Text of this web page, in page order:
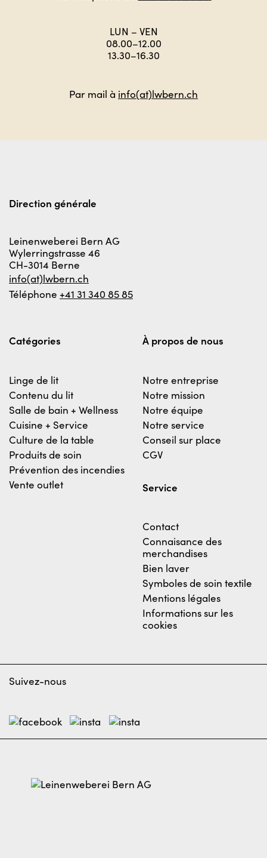
LUN – VEN
08.00–12.00
13.30–16.30
Par mail à info(at)lwbern.ch
Direction générale
Leinenweberei Bern AG
Wylerringstrasse 46
CH-3014 Berne
info(at)lwbern.ch
Téléphone +41 31 340 85 85
Catégories
Linge de lit
Contenu du lit
Salle de bain + Wellness
Cuisine + Service
Culture de la table
Produits de soin
Prévention des incendies
Vente outlet
À propos de nous
Notre entreprise
Notre mission
Notre équipe
Notre service
Conseil sur place
CGV
Service
Contact
Connaisance des
merchandises
Bien laver
Symboles de soin textile
Mentions légales
Informations sur les
cookies
Suivez-nous